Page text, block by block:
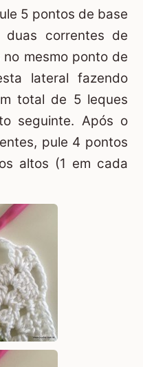
5 pontos de base
correntes de
mesmo ponto de
lateral fazendo
total de 5 leques
seguinte. Após o
pule 4 pontos
altos (1 em cada